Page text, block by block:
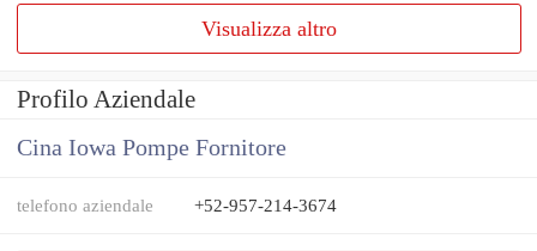
Visualizza altro
Profilo Aziendale
Cina Iowa Pompe Fornitore
telefono aziendale +52-957-214-3674